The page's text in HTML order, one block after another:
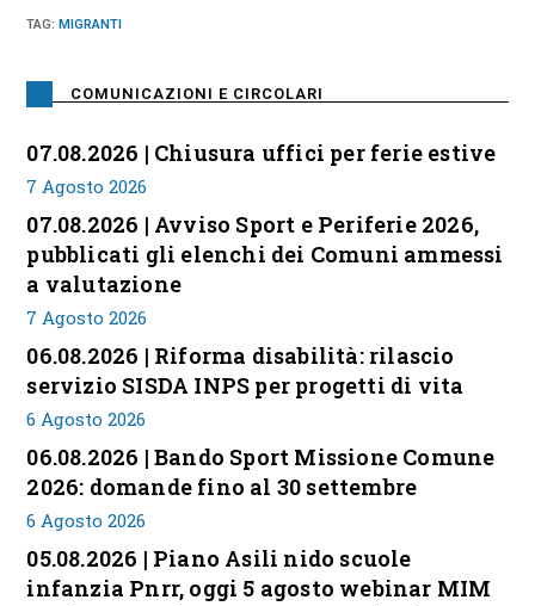
TAG:MIGRANTI
COMUNICAZIONI E CIRCOLARI
07.08.2026 | Chiusura uffici per ferie estive
7 Agosto 2026
07.08.2026 | Avviso Sport e Periferie 2026,
pubblicati gli elenchi dei Comuni ammessi
a valutazione
7 Agosto 2026
06.08.2026 | Riforma disabilità: rilascio
servizio SISDA INPS per progetti di vita
6 Agosto 2026
06.08.2026 | Bando Sport Missione Comune
2026: domande fino al 30 settembre
6 Agosto 2026
05.08.2026 | Piano Asili nido scuole
infanzia Pnrr, oggi 5 agosto webinar MIM